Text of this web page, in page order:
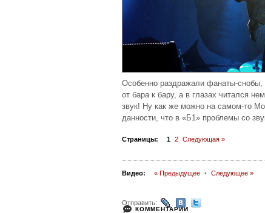
Особенно раздражали фанаты-снобы,
от бара к бару, а в глазах читался
звук! Ну как же можно на самом-то
данности, что в «Б1» проблемы со
Страницы: 1 2 Следующая »
Отправить:
Видео: « Предыдущее · Следующее »
КОММЕНТАРИИ